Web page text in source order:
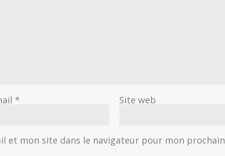
* Site web
et mon site dans le navigateur pour mon prochain